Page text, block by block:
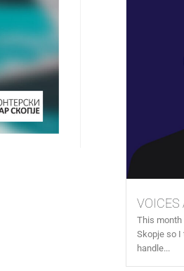
This month
Skopje so I
handle...